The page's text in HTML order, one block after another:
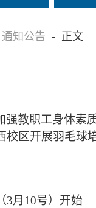
通知公告 - 正文
强教职工身体素
校区开展羽毛球
3月 10号）开始